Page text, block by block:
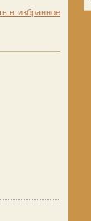
в избранное